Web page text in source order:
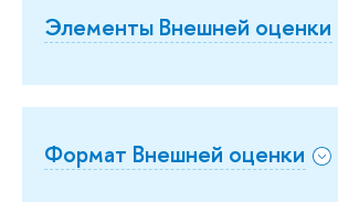
Элементы Внешней оценки
Формат Внешней оценки